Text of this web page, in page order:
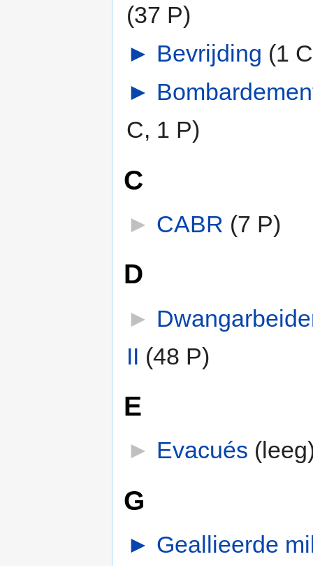
(37 P)
► Bevrijding (1
►
C, 1 P)
C
► CABR (7 P)
D
►
II (48 P)
E
► Evacués
G
► Geallieerde